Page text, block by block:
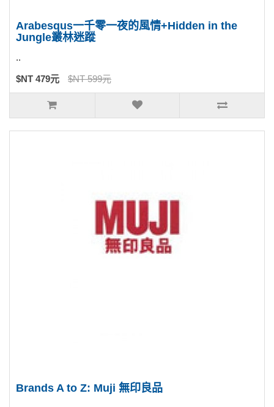
Arabesqus一千零一夜的風情+Hidden in the
Jungle叢林迷蹤
..
$NT 479元 $NT 599元
Brands A to Z: Muji 無印良品